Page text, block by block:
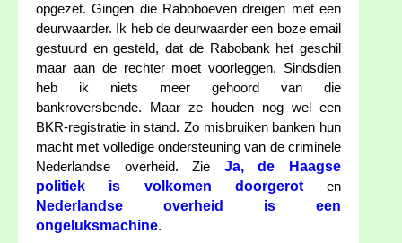
opgezet. Gingen die Raboboeven dreigen met een
deurwaarder. Ik heb de deurwaarder een boze email
gestuurd en gesteld, dat de Rabobank het geschil
maar aan de rechter moet voorleggen. Sindsdien
heb ik niets meer gehoord van die
bankroversbende. Maar ze houden nog wel een
BKR-registratie in stand. Zo misbruiken banken hun
macht met volledige ondersteuning van de criminele
Nederlandse overheid. Zie Ja, de Haagse
politiek is volkomen doorgeroten
Nederlandse overheid is een
ongeluksmachine.